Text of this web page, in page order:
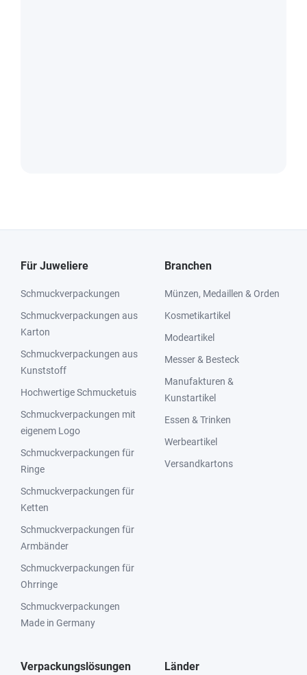
Für Juweliere
Schmuckverpackungen
Schmuckverpackungen aus
Karton
Schmuckverpackungen aus
Kunststoff
Hochwertige Schmucketuis
Schmuckverpackungen mit
eigenem Logo
Schmuckverpackungen für
Ringe
Schmuckverpackungen für
Ketten
Schmuckverpackungen für
Armbänder
Schmuckverpackungen für
Ohrringe
Schmuckverpackungen
Made in Germany
Branchen
Münzen, Medaillen & Orden
Kosmetikartikel
Modeartikel
Messer & Besteck
Manufakturen &
Kunstartikel
Essen & Trinken
Werbeartikel
Versandkartons
Verpackungslösungen Länder